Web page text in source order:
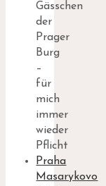
Gässchen
der
Prager
Burg
–
für
mich
immer
wieder
Pflicht
Praha
Masarykovo